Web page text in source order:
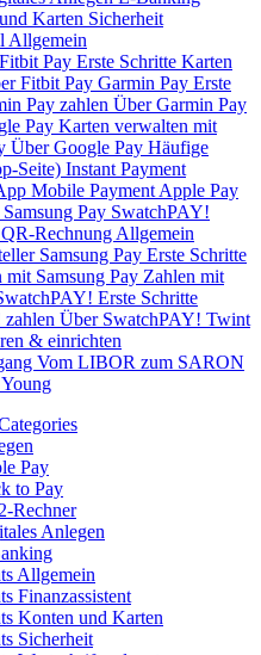
Karten Sicherheit
Allgemein
Fitbit Pay Erste Schritte Karten
Fitbit Pay Garmin Pay Erste
Pay zahlen Über Garmin Pay
Pay Karten verwalten mit
Über Google Pay Häufige
Seite) Instant Payment
Mobile Payment Apple Pay
Samsung Pay SwatchPAY!
QR-Rechnung Allgemein
Samsung Pay Erste Schritte
Samsung Pay Zahlen mit
Erste Schritte
Über SwatchPAY! Twint
& einrichten
Vom LIBOR zum SARON
Pay
to Pay
Rechner
Anlegen
Allgemein
Finanzassistent
Konten und Karten
Sicherheit